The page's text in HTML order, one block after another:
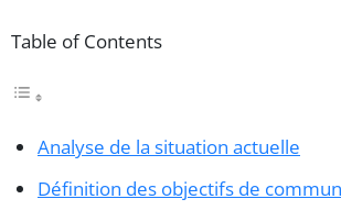
Table of Contents
Analyse de la situation actuelle
Définition des objectifs de